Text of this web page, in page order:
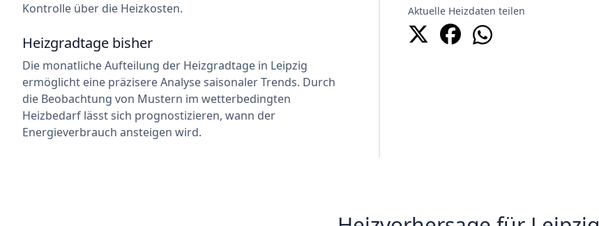
Aktuelle Heizdaten teilen
Kontrolle über die Heizkosten.
Heizgradtage bisher
Die monatliche Aufteilung der Heizgradtage in Leipzig
ermöglicht eine präzisere Analyse saisonaler Trends. Durch
die Beobachtung von Mustern im wetterbedingten
Heizbedarf lässt sich prognostizieren, wann der
Energieverbrauch ansteigen wird.